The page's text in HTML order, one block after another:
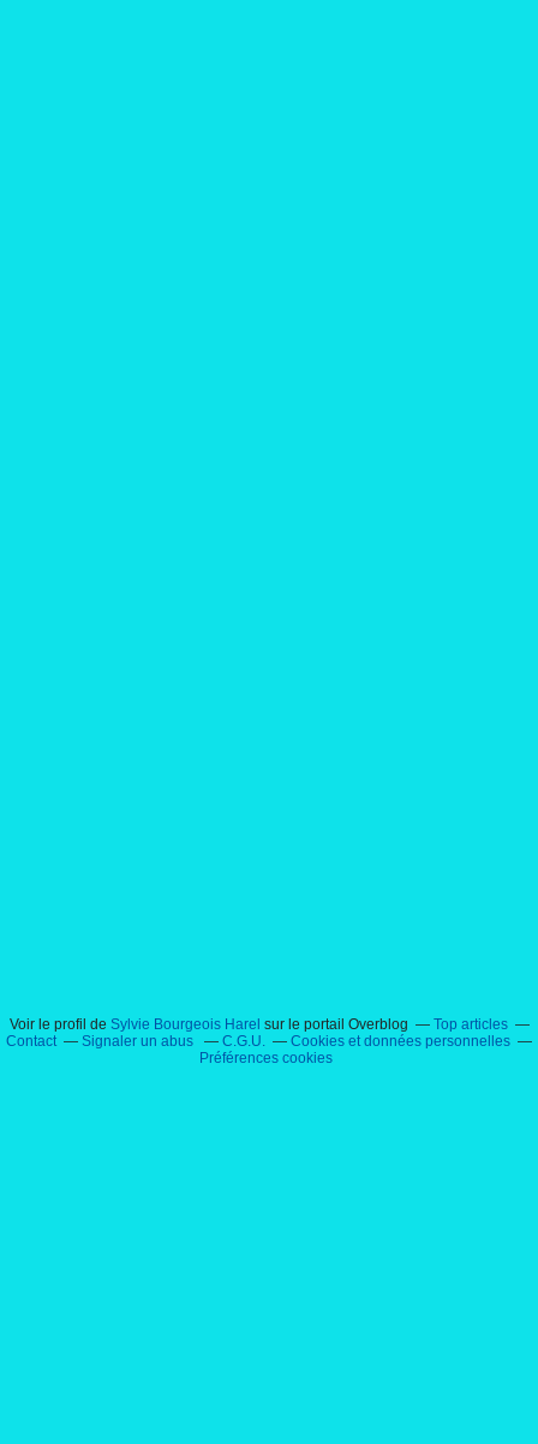
Voir le profil de Sylvie Bourgeois Harel sur le portail Overblog
Top articles
Contact
Signaler un abus C.G.U.
Cookies et données personnelles
Préférences cookies